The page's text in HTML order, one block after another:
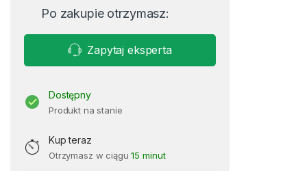
Po zakupie otrzymasz:
Zapytaj eksperta
Dostępny
Produkt na stanie
Kup teraz
Otrzymasz w ciągu15 minut